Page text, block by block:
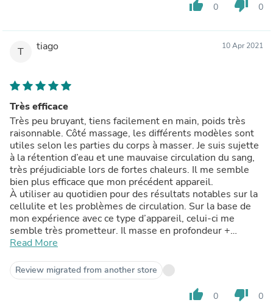
thumb_up 0 thumb_down 0
T tiago 10 Apr 2021
Très efficace
Très peu bruyant, tiens facilement en main, poids très
raisonnable. Côté massage, les différents modèles sont
utiles selon les parties du corps à masser. Je suis sujette
à la rétention d’eau et une mauvaise circulation du sang,
très préjudiciable lors de fortes chaleurs. Il me semble
bien plus efficace que mon précédent appareil.
À utiliser au quotidien pour des résultats notables sur la
cellulite et les problèmes de circulation. Sur la base de
mon expérience avec ce type d’appareil, celui-ci me
semble très prometteur. Il masse en profondeur +
vibrations + chaleur (très modérée). Je recommande.
Read More
Review migrated from another store
thumb_up 0 thumb_down 0